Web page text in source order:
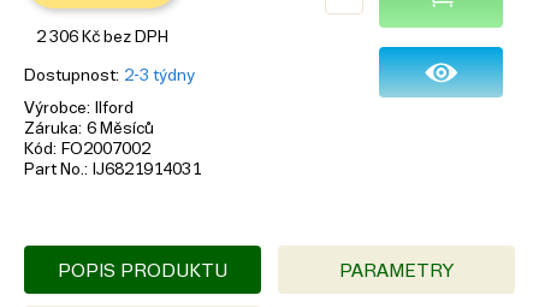
2 306 Kč bez DPH
Dostupnost 2-3 týdny
Výrobce
Ilford
Záruka 6 Měsíců
Kód
FO2007002
Part No.
IJ6821914031
POPIS PRODUKTU PARAMETRY